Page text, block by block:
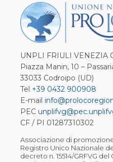
UNPLI FRIULI VENEZIA
Piazza Manin, 10 –
33033 Codroipo (UD)
Tel +39 0432 900908
E-mail
PEC
CF / PI 01287310302
Associazione di
Registro Unico Nazionale
decreto n. 15514/GRFVG